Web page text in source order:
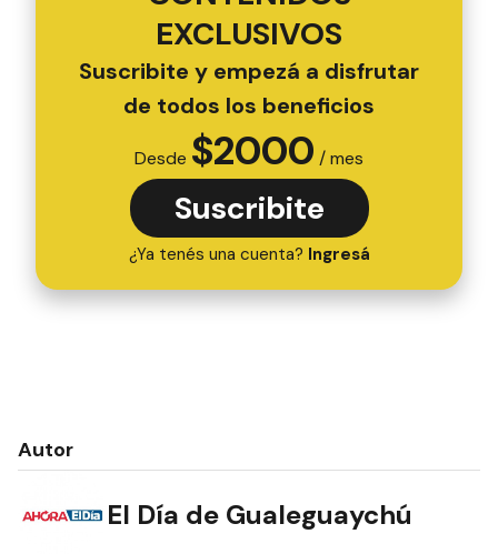
EXCLUSIVOS
Suscribite y empezá a disfrutar
de todos los beneficios
Desde $2000 / mes
Suscribite
¿Ya tenés una cuenta? Ingresá
Autor
El Día de Gualeguaychú